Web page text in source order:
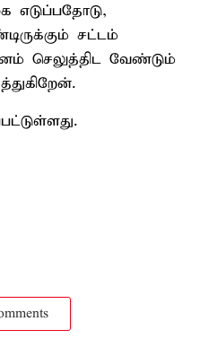
எடுப்பதோடு,
சட்டம்
செலுத்திட வேண்டும்